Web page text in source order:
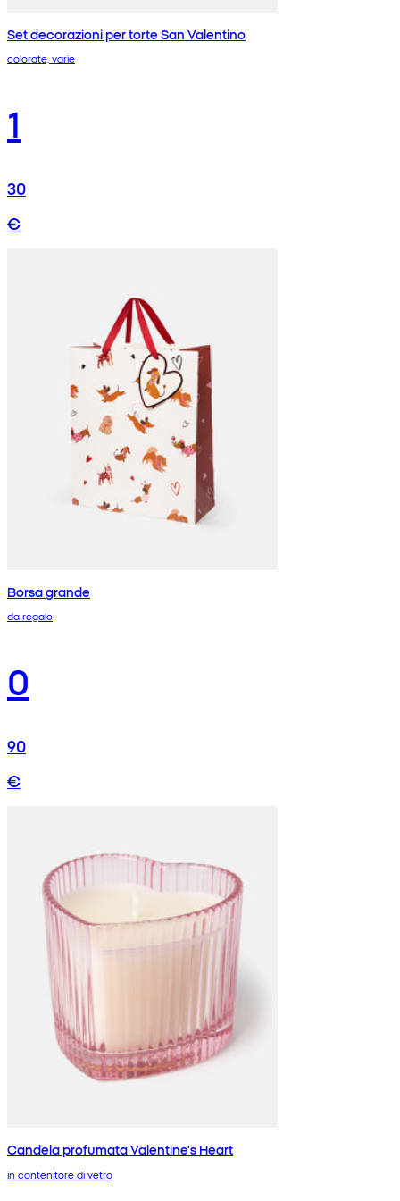
Set decorazioni per torte San Valentino
colorate, varie
1
30
€
Borsa grande
da regalo
0
90
€
Candela profumata Valentine's Heart
in contenitore di vetro